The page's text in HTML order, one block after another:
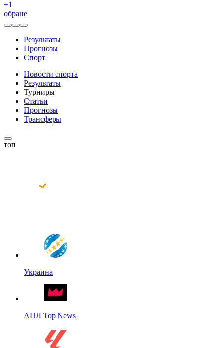
+1
обране
Результаты
Прогнозы
Спорт
Новости спорта
Результаты
Турниры
Статьи
Прогнозы
Трансферы
топ
Украина
АПЛ Top News